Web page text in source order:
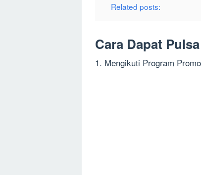
Related posts:
Cara Dapat
1. Mengikuti Program